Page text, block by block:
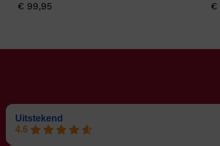
€ 99,95 €
Uitstekend
4.6